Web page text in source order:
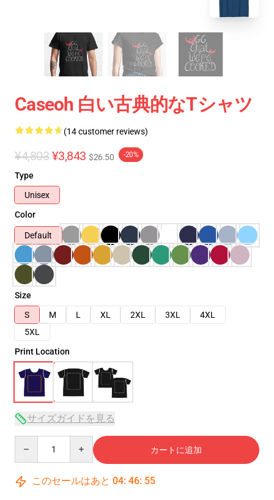
Caseoh 白い古典的なTシャツ
(14 customer reviews)
¥4,803 ¥3,843 $26.50 -20%
Type
Unisex
Color
Default
Size
S
M L XL 2XL 3XL
4XL
5XL
Print Location
サイズガイドを見る
カートに追加
このセールはあと 04: 46: 54